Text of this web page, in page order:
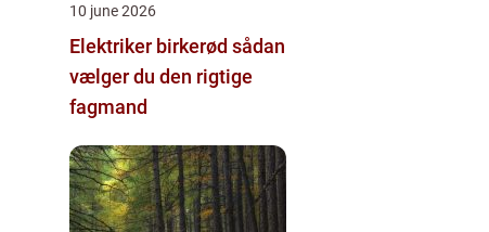
10 june 2026
Elektriker birkerød sådan
vælger du den rigtige
fagmand